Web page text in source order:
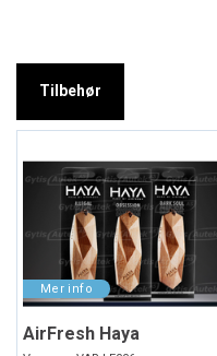
Tilbehør
AirFresh Haya